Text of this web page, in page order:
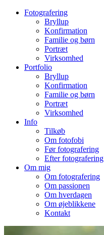
Fotografering
Bryllup
Konfirmation
Familie og børn
Portræt
Virksomhed
Portfolio
Bryllup
Konfirmation
Familie og børn
Portræt
Virksomhed
Info
Tilkøb
Om fotofobi
Før fotografering
Efter fotografering
Om mig
Om fotografering
Om passionen
Om hverdagen
Om øjeblikkene
Kontakt